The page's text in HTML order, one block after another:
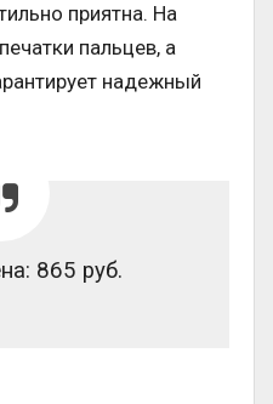
приятна. На
пальцев, а
надежный
865 руб.